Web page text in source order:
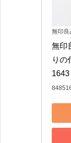
無印良
無印
りの
1643